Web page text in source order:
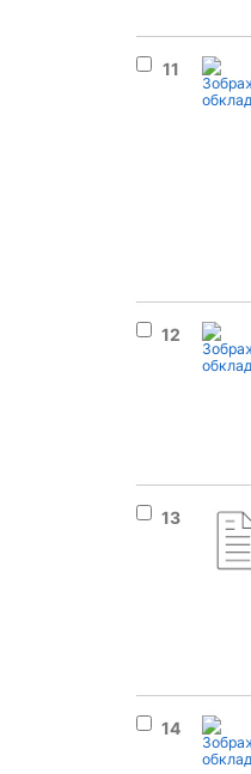
Вибрати
11
Вибрати
12
Вибрати
13
Вибрати
14